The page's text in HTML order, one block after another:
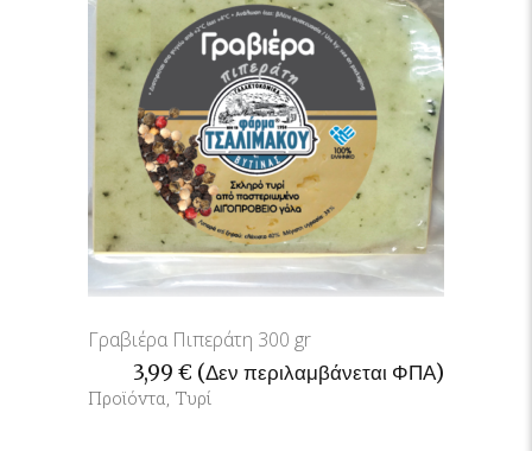
Γραβιέρα Πιπεράτη 300 gr
3,99 € (Δεν περιλαμβάνεται ΦΠΑ)
Προϊόντα, Τυρί